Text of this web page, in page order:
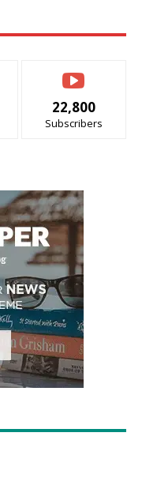
22,800
Subscribers